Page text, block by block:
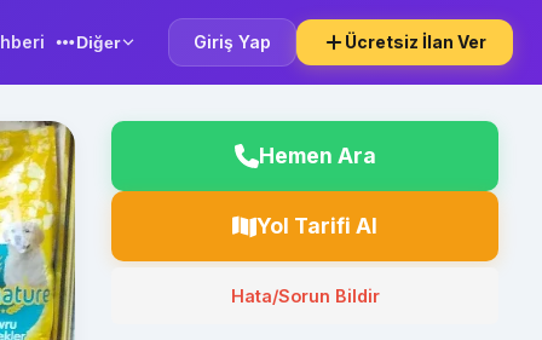
Diğer Giriş Yap Ücretsiz İlan Ver
Hemen Ara
Yol Tarifi Al
Hata/Sorun Bildir